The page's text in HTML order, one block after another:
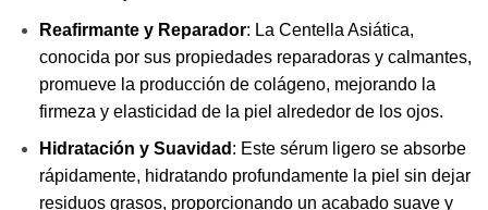
Reafirmante y Reparador: La Centella Asiática,
conocida por sus propiedades reparadoras y calmantes,
promueve la producción de colágeno, mejorando la
firmeza y elasticidad de la piel alrededor de los ojos.
Hidratación y Suavidad : Este sérum ligero se absorbe
rápidamente, hidratando profundamente la piel sin dejar
residuos grasos, proporcionando un acabado suave y